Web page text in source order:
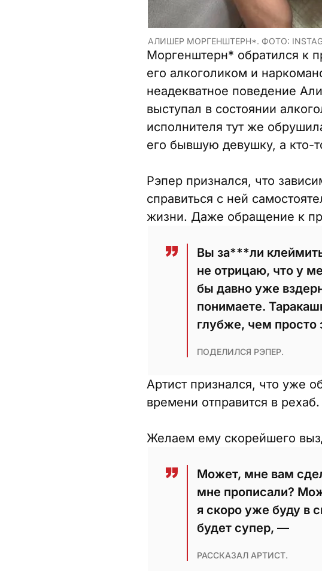
АЛИШЕР МОРГЕНШТЕРН*. ФОТО:
Моргенштерн* обратился к
его алкоголиком и
неадекватное поведение
выступал в состоянии
исполнителя тут же
его бывшую девушку, а кто-
Рэпер признался, что
справиться с ней
жизни. Даже обращение к
Вы за***ли
не отрицаю, что у
бы давно уже
понимаете.
глубже, чем просто
ПОДЕЛИЛСЯ РЭПЕР.
Артист признался, что уже
времени отправится в рехаб.
Желаем ему скорейшего
Может, мне вам
мне прописали?
я скоро уже буду в
будет супер, —
РАССКАЗАЛ АРТИСТ.